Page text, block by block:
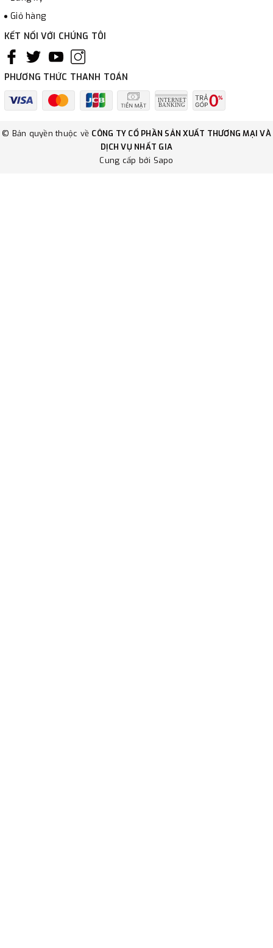
Giỏ hàng
KẾT NỐI VỚI CHÚNG TÔI
PHƯƠNG THỨC THANH TOÁN
© Bản quyền thuộc về CÔNG TY CỔ PHẦN SẢN XUẤT THƯƠNG MẠI VÀ
DỊCH VỤ NHẤT GIA
Cung cấp bởi Sapo